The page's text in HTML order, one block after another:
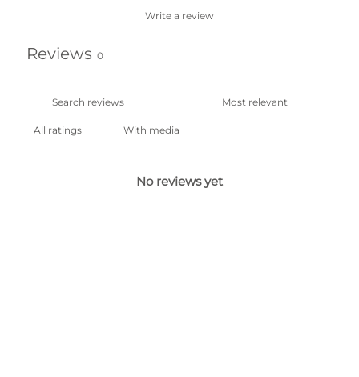
Write a review
Reviews 0
With media
No reviews yet